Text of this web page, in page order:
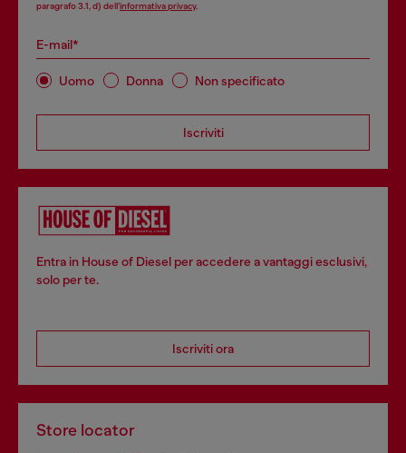
paragrafo 3.1, d) dell’informativa privacy.
E-mail*
Uomo Donna Non specificato
Iscriviti
Entra in House of Diesel per accedere a vantaggi esclusivi,
solo per te.
Iscriviti ora
Store locator